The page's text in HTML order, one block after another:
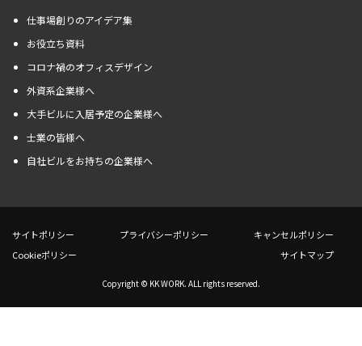
仕事場創りのアイデア集
お役立ち資料
コロナ禍のオフィスデザイン
外資系企業様へ
大手ビルに入居予定の企業様へ
士業の皆様へ
自社ビルをお持ちの企業様へ
サイトポリシー プライバシーポリシー
キャンセルポリシー
Cookieポリシー
サイトマップ
Copyright © KK WORK. ALL rights reserved.